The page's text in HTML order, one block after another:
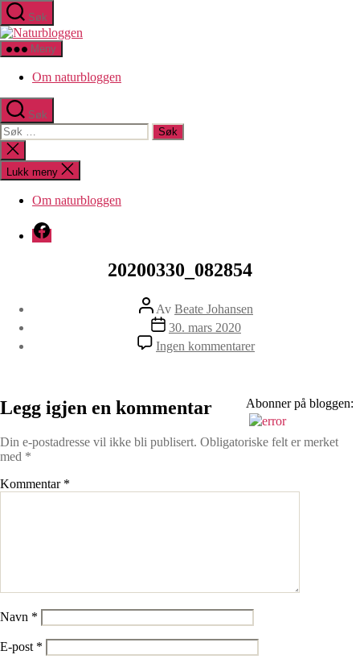
Hopp
til
innholdet
Søk
Meny
Om naturbloggen
Søk
Søk
etter:
Lukk
søk
Lukk meny
Om naturbloggen
Facebook
20200330_082854
Innleggsforfatter
Av Beate Johansen
Publiseringsdato
30. mars 2020
Ingen kommentarertil
20200330_082854
Abonner på bloggen:
Legg igjen en kommentar
Din e-postadresse vil ikke bli publisert. Obligatoriske felt er merket
med *
Kommentar *
Navn *
E-post *